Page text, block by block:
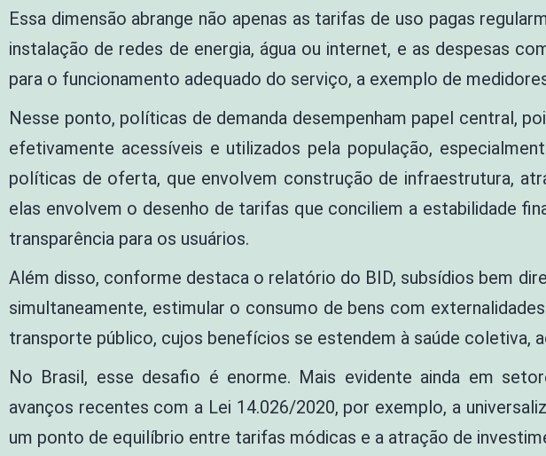
Essa dimensão abrange não apenas as tarifas de uso pagas
instalação de redes de energia, água ou internet, e as despesas
para o funcionamento adequado do serviço, a exemplo de
Nesse ponto, políticas de demanda desempenham papel central,
efetivamente acessíveis e utilizados pela população,
políticas de oferta, que envolvem construção de infraestrutura,
elas envolvem o desenho de tarifas que conciliem a estabilidade
transparência para os usuários.
Além disso, conforme destaca o relatório do BID, subsídios bem
simultaneamente, estimular o consumo de bens com
transporte público, cujos benefícios se estendem à saúde coletiva,
No Brasil, esse desafio é enorme. Mais evidente ainda em
avanços recentes com a Lei 14.026/2020, por exemplo, a
um ponto de equilíbrio entre tarifas módicas e a atração de